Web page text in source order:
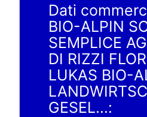
Dati
BIO-ALPIN
SEMPLICE
DI RIZZI
LUKAS BIO-
GESEL...: